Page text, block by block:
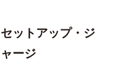
セットアップ・ジ
ャージ